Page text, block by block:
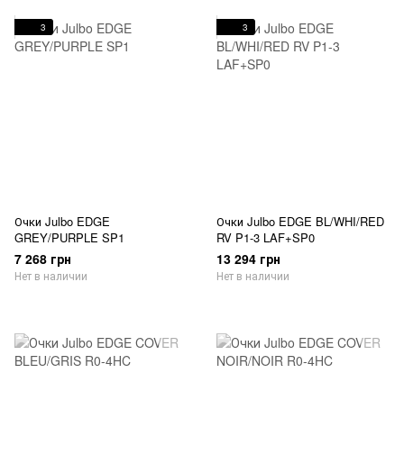
3
Очки Julbo EDGE
GREY/PURPLE SP1
7 268 грн
Нет в наличии
3
Очки Julbo EDGE BL/WHI/RED
RV P1-3 LAF+SP0
13 294 грн
Нет в наличии